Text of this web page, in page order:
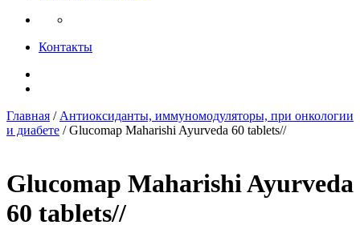
Контакты
Главная / Антиоксиданты, иммуномодуляторы, при онкологии
и диабете / Glucomap Maharishi Ayurvedа 60 tablets//
Glucomap Maharishi Ayurvedа
60 tablets//